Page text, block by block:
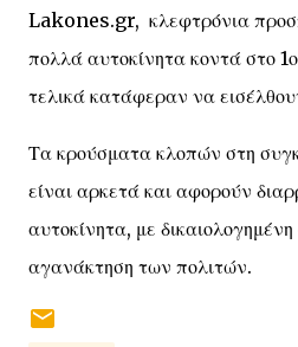
Lakones.gr, κλεφτρόνια
πολλά αυτοκίνητα κοντά στο
τελικά κατάφεραν να
Τα κρούσματα κλοπών στη
είναι αρκετά και αφορούν
αυτοκίνητα, με
αγανάκτηση των πολιτών.